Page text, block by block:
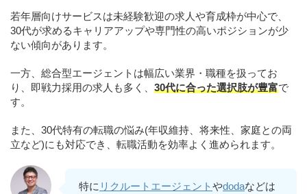
若年層向けサービスは未経験歓迎の求人や育成枠が中心で、
30代が求めるキャリアアップや専門性の高いポジションが少
ない傾向があります。
一方、総合型エージェントは幅広い業界・職種を扱ってお
り、即戦力採用の求人も多く、 30代に合った選択肢が豊富で
す。
また、30代特有の転職の悩み(年収維持、将来性、家庭との両
立など)にも対応でき、転職活動を効率よく進められます。
特に リクルートエージェントやdodaなどは